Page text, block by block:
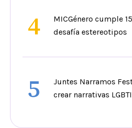
4
MICGénero cumple
desafía estereotipos
5
Juntes Narramos
crear narrativas